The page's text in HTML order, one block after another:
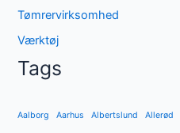
Tømrervirksomhed
Værktøj
Tags
Aalborg Aarhus Albertslund Allerød